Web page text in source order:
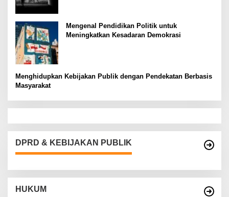
Mengenal Pendidikan Politik untuk
Meningkatkan Kesadaran Demokrasi
Menghidupkan Kebijakan Publik dengan Pendekatan Berbasis
Masyarakat
DPRD & KEBIJAKAN PUBLIK
HUKUM